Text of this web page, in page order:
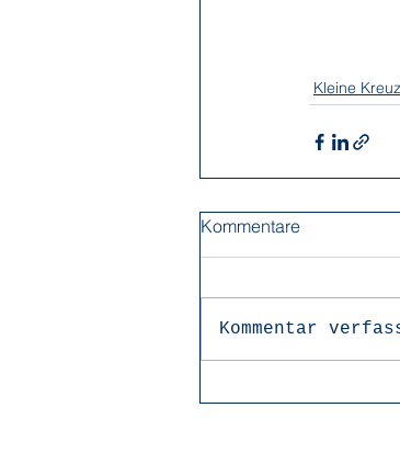
Kleine
Kommentare
Kommentar